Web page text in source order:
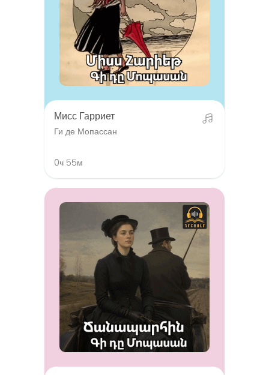
Мисс Гарриет
Ги де Мопассан
0ч 55м